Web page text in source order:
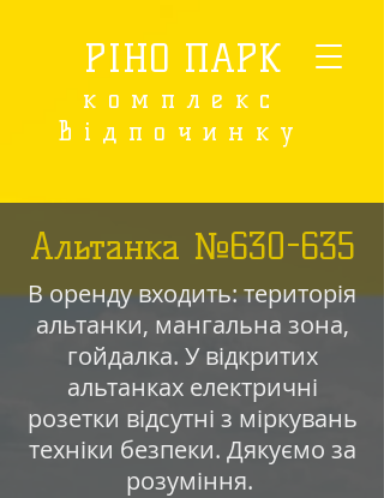
РІНО ПАРК
комплекс
відпочинку
Альтанка №630-635
В оренду входить: територія
альтанки, мангальна зона,
гойдалка. У відкритих
альтанках електричні
розетки відсутні з міркувань
техніки безпеки. Дякуємо за
розуміння.